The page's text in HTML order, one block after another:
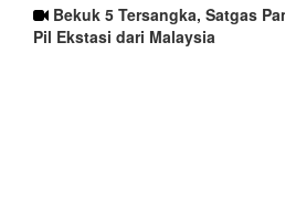
Bekuk 5 Tersangka, Satgas
Pil Ekstasi dari Malaysia